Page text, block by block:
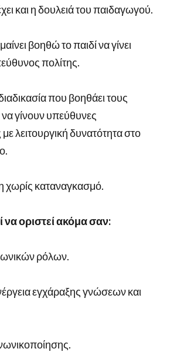
και η δουλειά του παιδαγωγού.
βοηθώ το παιδί να γίνει
πολίτης.
που βοηθάει τους
γίνουν υπεύθυνες
λειτουργική δυνατότητα στο
χωρίς καταναγκασμό.
οριστεί ακόμα σαν:
ρόλων.
εγχάραξης γνώσεων και